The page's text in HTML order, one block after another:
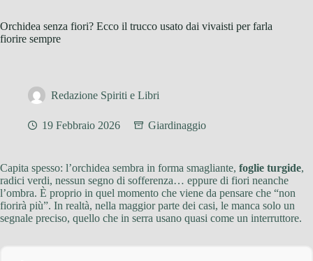
Orchidea senza fiori? Ecco il trucco usato dai vivaisti per farla
fiorire sempre
Redazione Spiriti e Libri
19 Febbraio 2026 Giardinaggio
Capita spesso: l’orchidea sembra in forma smagliante, foglie turgide,
radici verdi, nessun segno di sofferenza… eppure di fiori neanche
l’ombra. È proprio in quel momento che viene da pensare che “non
fiorirà più”. In realtà, nella maggior parte dei casi, le manca solo un
segnale preciso, quello che in serra usano quasi come un interruttore.